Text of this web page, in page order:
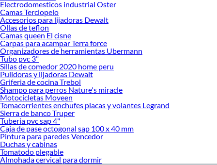
Electrodomesticos industrial Oster
Camas Terciopelo
Accesorios para lijadoras Dewalt
Ollas de teflon
Camas queen El cisne
Carpas para acampar Terra force
Organizadores de herramientas Ubermann
Tubo pvc 3"
Sillas de comedor 2020 home peru
Pulidoras y lijadoras Dewalt
Griferia de cocina Trebol
Shampo para perros Nature's miracle
Motocicletas Moveen
Tomacorrientes enchufes placas y volantes Legrand
Sierra de banco Truper
Tuberia pvc sap 4"
Caja de pase octogonal sap 100 x 40 mm
Pintura para paredes Vencedor
Duchas y cabinas
Tomatodo plegable
Almohada cervical para dormir